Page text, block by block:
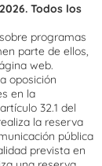
Todos los
programas
parte de ellos,
web.
oposición
en la
32.1 del
la reserva
pública
prevista en